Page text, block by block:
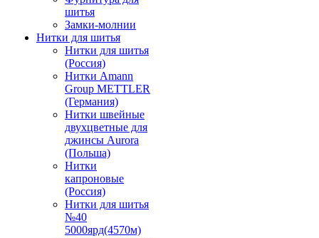
шитья
Замки-молнии
Нитки для шитья
Нитки для шитья
(Россия)
Нитки Amann
Group METTLER
(Германия)
Нитки швейные
двухцветные для
джинсы Aurora
(Польша)
Нитки
капроновые
(Россия)
Нитки для шитья
№40
5000ярд(4570м)